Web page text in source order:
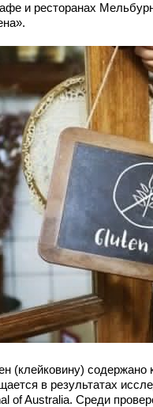
и ресторанах
(клейковину)
в результатах
of Australia. Среди